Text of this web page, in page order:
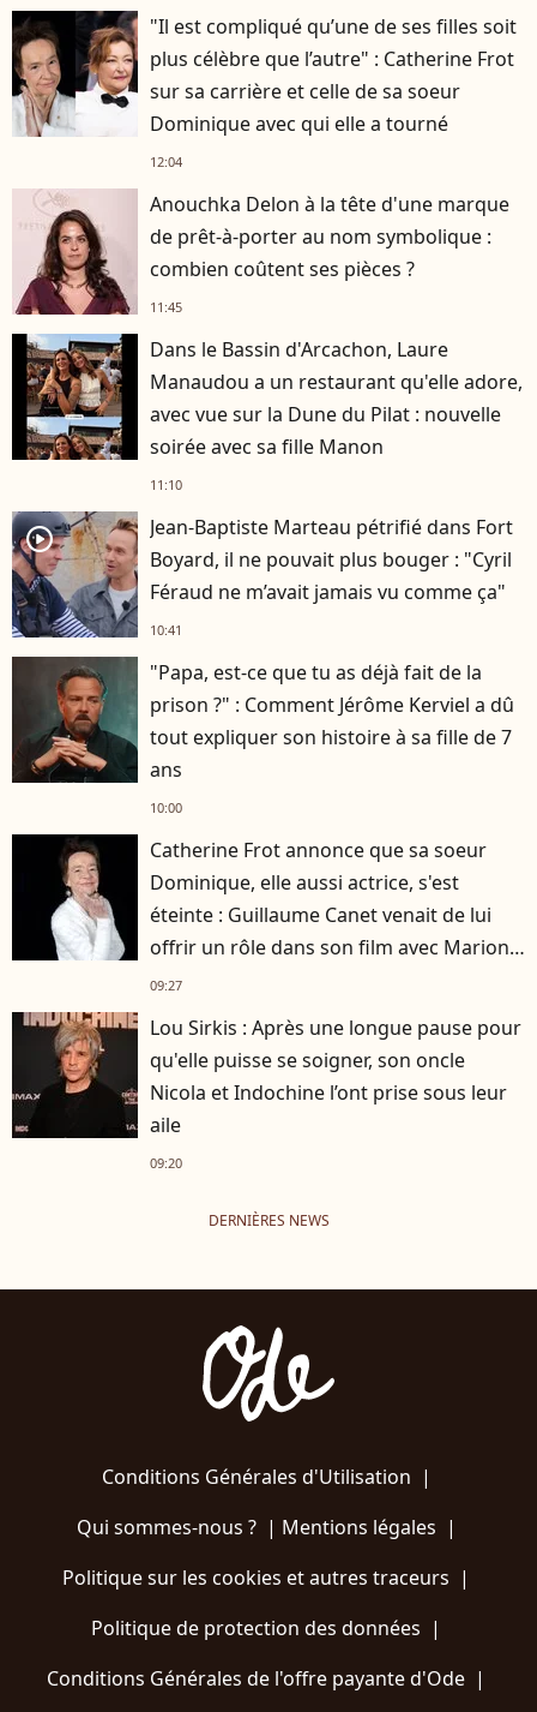
"Il est compliqué qu’une de ses filles soit
plus célèbre que l’autre" : Catherine Frot
sur sa carrière et celle de sa soeur
Dominique avec qui elle a tourné
12:04
Anouchka Delon à la tête d'une marque
de prêt-à-porter au nom symbolique :
combien coûtent ses pièces ?
11:45
Dans le Bassin d'Arcachon, Laure
Manaudou a un restaurant qu'elle adore,
avec vue sur la Dune du Pilat : nouvelle
soirée avec sa fille Manon
11:10
player2
Jean-Baptiste Marteau pétrifié dans Fort
Boyard, il ne pouvait plus bouger : "Cyril
Féraud ne m’avait jamais vu comme ça"
10:41
"Papa, est-ce que tu as déjà fait de la
prison ?" : Comment Jérôme Kerviel a dû
tout expliquer son histoire à sa fille de 7
ans
10:00
Catherine Frot annonce que sa soeur
Dominique, elle aussi actrice, s'est
éteinte : Guillaume Canet venait de lui
offrir un rôle dans son film avec Marion
Cotillard
09:27
Lou Sirkis : Après une longue pause pour
qu'elle puisse se soigner, son oncle
Nicola et Indochine l’ont prise sous leur
aile
09:20
DERNIÈRES NEWS
Conditions Générales d'Utilisation |
Qui sommes-nous ?| Mentions légales |
Politique sur les cookies et autres traceurs |
Politique de protection des données |
Conditions Générales de l'offre payante d'Ode |